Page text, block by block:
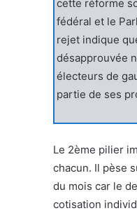
cette réforme
fédéral et le
rejet indique
désapprouvée
électeurs de
partie de ses
Le 2ème pilier
chacun. Il pèse
du mois car le
cotisation